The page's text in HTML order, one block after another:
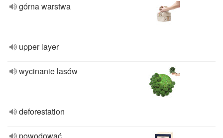
górna warstwa
upper layer
wycinanie lasów
deforestation